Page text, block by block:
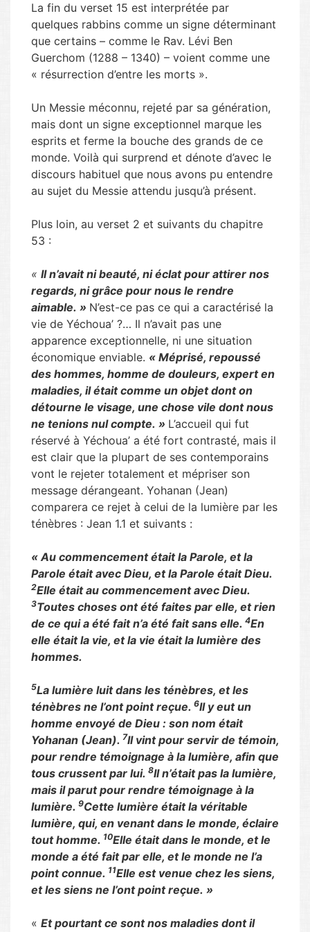
La fin du verset 15 est interprétée par
quelques rabbins comme un signe déterminant
que certains – comme le Rav. Lévi Ben
Guerchom (1288 – 1340) – voient comme une
« résurrection d’entre les morts ».
Un Messie méconnu, rejeté par sa génération,
mais dont un signe exceptionnel marque les
esprits et ferme la bouche des grands de ce
monde. Voilà qui surprend et dénote d’avec le
discours habituel que nous avons pu entendre
au sujet du Messie attendu jusqu’à présent.
Plus loin, au verset 2 et suivants du chapitre
53 :
« Il n’avait ni beauté, ni éclat pour attirer nos
regards, ni grâce pour nous le rendre
aimable. » N’est-ce pas ce qui a caractérisé la
vie de Yéchoua’ ?… Il n’avait pas une
apparence exceptionnelle, ni une situation
économique enviable. « Méprisé, repoussé
des hommes, homme de douleurs, expert en
maladies, il était comme un objet dont on
détourne le visage, une chose vile dont nous
ne tenions nul compte. » L’accueil qui fut
réservé à Yéchoua’ a été fort contrasté, mais il
est clair que la plupart de ses contemporains
vont le rejeter totalement et mépriser son
message dérangeant. Yohanan (Jean)
comparera ce rejet à celui de la lumière par les
ténèbres : Jean 1.1 et suivants :
« Au commencement était la Parole, et la
Parole était avec Dieu, et la Parole était Dieu.
2Elle était au commencement avec Dieu.
3Toutes choses ont été faites par elle, et rien
de ce qui a été fait n’a été fait sans elle. 4En
elle était la vie, et la vie était la lumière des
hommes.
5La lumière luit dans les ténèbres, et les
ténèbres ne l’ont point reçue. 6Il y eut un
homme envoyé de Dieu : son nom était
Yohanan (Jean). 7Il vint pour servir de témoin,
pour rendre témoignage à la lumière, afin que
tous crussent par lui. 8Il n’était pas la lumière,
mais il parut pour rendre témoignage à la
lumière. 9Cette lumière était la véritable
lumière, qui, en venant dans le monde, éclaire
tout homme. 10Elle était dans le monde, et le
monde a été fait par elle, et le monde ne l’a
point connue. 11Elle est venue chez les siens,
et les siens ne l’ont point reçue. »
« Et pourtant ce sont nos maladies dont il